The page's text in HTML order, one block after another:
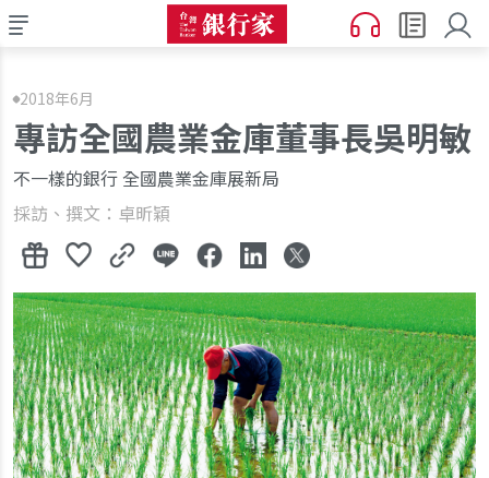
2018年6月
專訪全國農業金庫董事長吳明敏
不一樣的銀行 全國農業金庫展新局
採訪、撰文：卓昕穎